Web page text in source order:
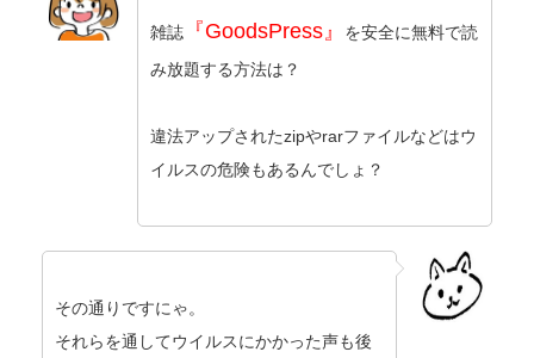
雑誌 『GoodsPress』
を安全に無料で読
み放題する方法は？
違法アップされたzipやrarファイルなどはウ
イルスの危険もあるんでしょ？
その通りですにゃ。
それらを通してウイルスにかかった声も後